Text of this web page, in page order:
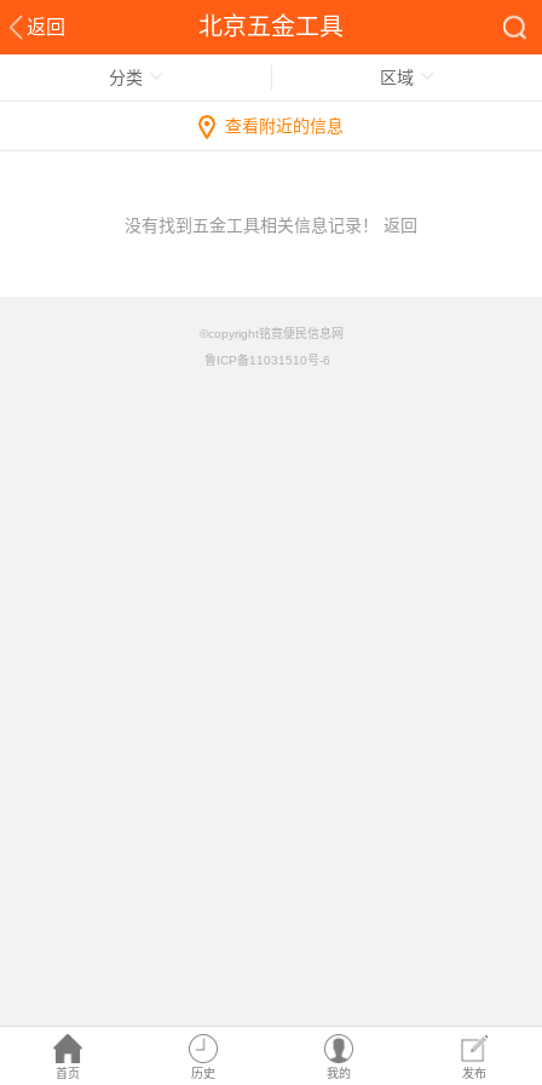
返回 北京五金工具
首页 历史 我的 发布
分类 区域
查看附近的信息
没有找到五金工具相关信息记录！ 返回
©copyright铭竟便民信息网
鲁ICP备11031510号-6